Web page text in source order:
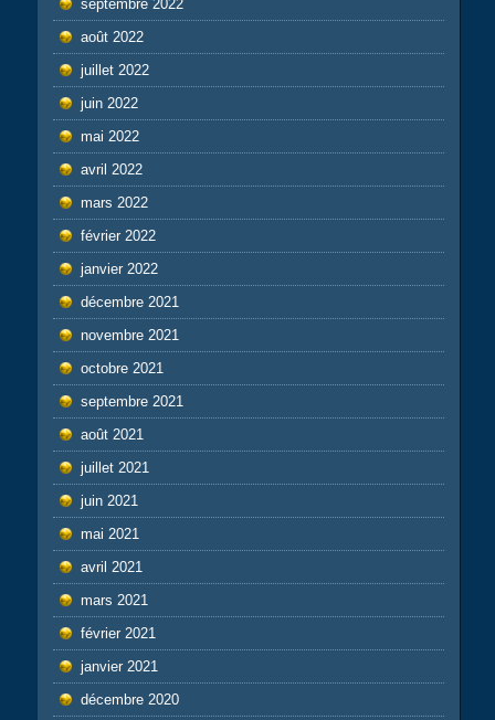
septembre 2022
août 2022
juillet 2022
juin 2022
mai 2022
avril 2022
mars 2022
février 2022
janvier 2022
décembre 2021
novembre 2021
octobre 2021
septembre 2021
août 2021
juillet 2021
juin 2021
mai 2021
avril 2021
mars 2021
février 2021
janvier 2021
décembre 2020